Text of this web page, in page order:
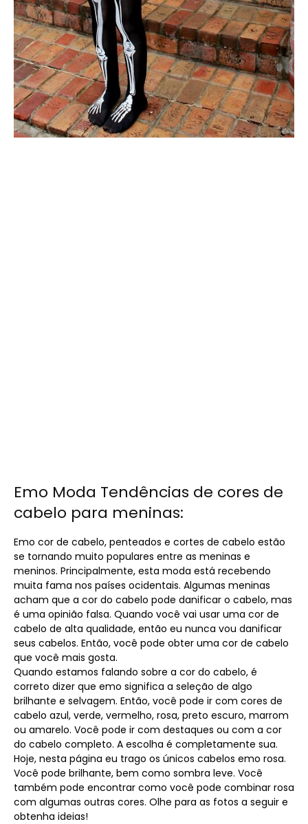
Emo Moda Tendências de cores de
cabelo para meninas:
Emo cor de cabelo, penteados e cortes de cabelo estão
se tornando muito populares entre as meninas e
meninos. Principalmente, esta moda está recebendo
muita fama nos países ocidentais. Algumas meninas
acham que a cor do cabelo pode danificar o cabelo, mas
é uma opinião falsa. Quando você vai usar uma cor de
cabelo de alta qualidade, então eu nunca vou danificar
seus cabelos. Então, você pode obter uma cor de cabelo
que você mais gosta.
Quando estamos falando sobre a cor do cabelo, é
correto dizer que emo significa a seleção de algo
brilhante e selvagem. Então, você pode ir com cores de
cabelo azul, verde, vermelho, rosa, preto escuro, marrom
ou amarelo. Você pode ir com destaques ou com a cor
do cabelo completo. A escolha é completamente sua.
Hoje, nesta página eu trago os únicos cabelos emo rosa.
Você pode brilhante, bem como sombra leve. Você
também pode encontrar como você pode combinar rosa
com algumas outras cores. Olhe para as fotos a seguir e
obtenha ideias!